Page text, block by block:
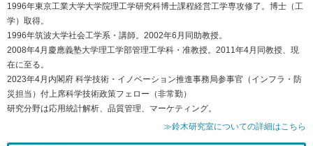
1996年東京工業大学大学院理工学研究科博士課程経営工学専攻修了。博士（工
学）取得。
1996年筑波大学社会工学系・講師。2002年6月同助教授。
2008年4月慶應義塾大学理工学部管理工学科・准教授。2011年4月同教授、現
在に至る。
2023年4月内閣府 科学技術・イノベーション推進事務局参事官（インフラ・防
災担当）付上席科学技術政策フェロー（非常勤）
研究分野は応用統計解析、品質管理、マーケティング。
≫鈴木研究室についての詳細はこちら